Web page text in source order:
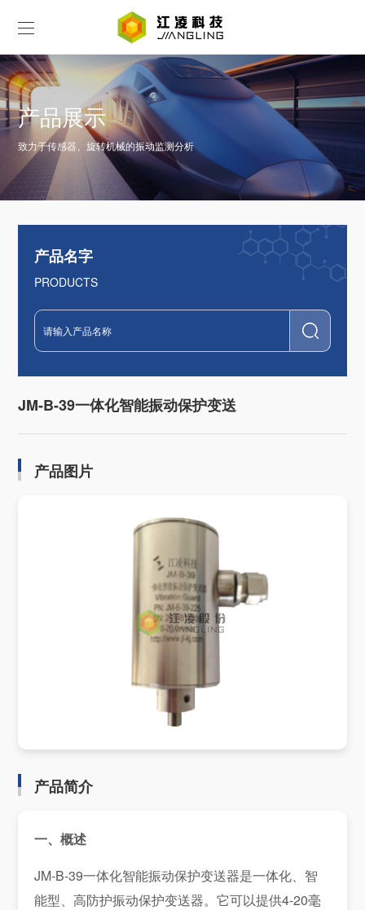
产品展示
致力于传感器、旋转机械的振动监测分析
产品名字
PRODUCTS
JM-B-39一体化智能振动保护变送
产品图片
产品简介
一、概述
JM-B-39一体化智能振动保护变送器是一体化、智
能型、高防护振动保护变送器。它可以提供4-20毫